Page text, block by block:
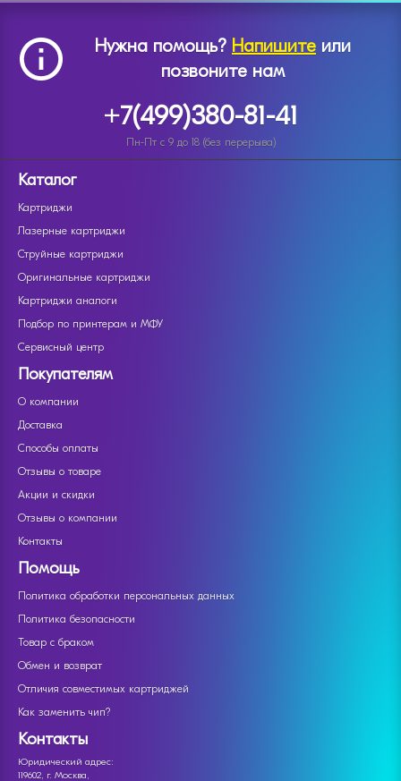
Нужна помощь? Напишите или
позвоните нам
+7(499)380-81-41
Пн-Пт с 9 до 18 (без перерыва)
Каталог
Картриджи
Лазерные картриджи
Струйные картриджи
Оригинальные картриджи
Картриджи аналоги
Подбор по принтерам и МФУ
Сервисный центр
Покупателям
О компании
Доставка
Способы оплаты
Отзывы о товаре
Акции и скидки
Отзывы о компании
Контакты
Помощь
Политика обработки персональных данных
Политика безопасности
Товар с браком
Обмен и возврат
Отличия совместимых картриджей
Как заменить чип?
Контакты
Юридический адрес:
119602, г. Москва,